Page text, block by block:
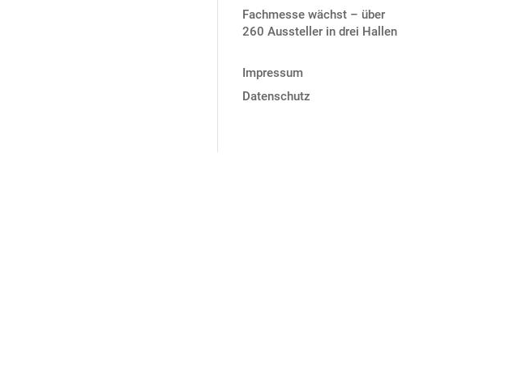
Fachmesse wächst – über
260 Aussteller in drei Hallen
Impressum
Datenschutz